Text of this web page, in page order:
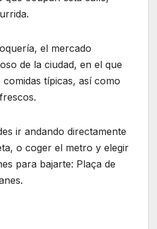
el mercado
de la ciudad, en el que
típicas, así como
ir andando directamente
o coger el metro y elegir
para bajarte: Plaça de